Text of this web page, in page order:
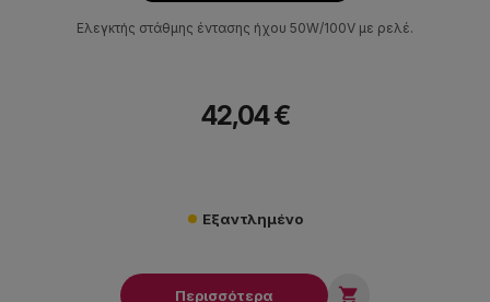
Ελεγκτής στάθμης έντασης ήχου 50W/100V με ρελέ.
42,04 €
Εξαντλημένο
Περισσότερα 